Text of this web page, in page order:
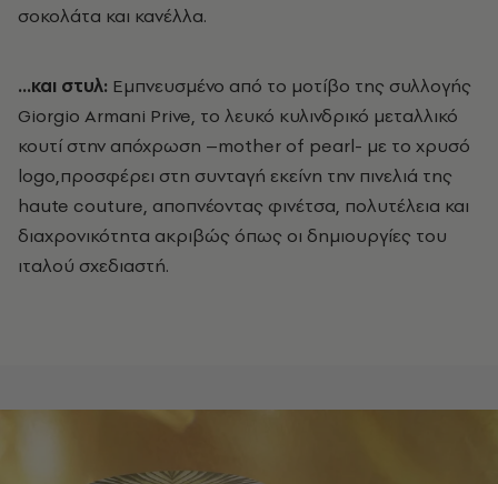
σοκολάτα και κανέλλα.
…και στυλ: Εμπνευσμένο από το μοτίβο της συλλογής
Giorgio Armani Prive, το λευκό κυλινδρικό μεταλλικό
κουτί στην απόχρωση –mother of pearl- με το χρυσό
logo,προσφέρει στη συνταγή εκείνη την πινελιά της
haute couture, αποπνέοντας φινέτσα, πολυτέλεια και
διαχρονικότητα ακριβώς όπως οι δημιουργίες του
ιταλού σχεδιαστή.